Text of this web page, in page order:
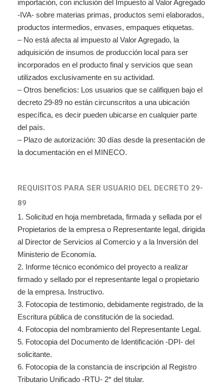
importación, con inclusión del Impuesto al Valor Agregado
-IVA- sobre materias primas, productos semi elaborados,
productos intermedios, envases, empaques etiquetas.
–No está afecta al impuesto al Valor Agregado, la
adquisición de insumos de producción local para ser
incorporados en el producto final y servicios que sean
utilizados exclusivamente en su actividad.
–Otros beneficios: Los usuarios que se califiquen bajo el
decreto 29-89 no están circunscritos a una ubicación
específica, es decir pueden ubicarse en cualquier parte
del país.
–Plazo de autorización: 30 días desde la presentación de
la documentación en el MINECO.
REQUISITOS PARA SER USUARIO DEL DECRETO 29-
89
1. Solicitud en hoja membretada, firmada y sellada por el
Propietarios de la empresa o Representante legal, dirigida
al Director de Servicios al Comercio y a la Inversión del
Ministerio de Economía.
2. Informe técnico económico del proyecto a realizar
firmado y sellado por el representante legal o propietario
de la empresa. Instructivo.
3. Fotocopia de testimonio, debidamente registrado, de la
Escritura pública de constitución de la sociedad.
4. Fotocopia del nombramiento del Representante Legal.
5. Fotocopia del Documento de Identificación -DPI- del
solicitante.
6. Fotocopia de la constancia de inscripción al Registro
Tributario Unificado -RTU- 2* del titular.